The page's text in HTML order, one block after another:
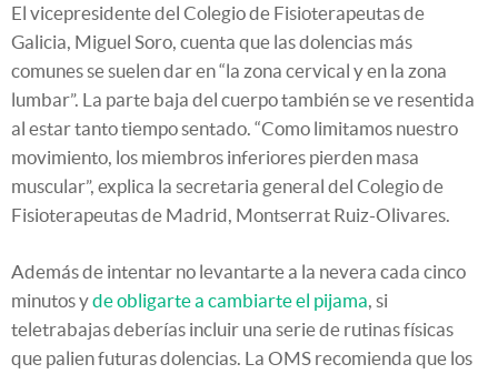
El vicepresidente del Colegio de Fisioterapeutas de
Galicia, Miguel Soro, cuenta que las dolencias más
comunes se suelen dar en “la zona cervical y en la zona
lumbar”. La parte baja del cuerpo también se ve resentida
al estar tanto tiempo sentado. “Como limitamos nuestro
movimiento, los miembros inferiores pierden masa
muscular”, explica la secretaria general del Colegio de
Fisioterapeutas de Madrid, Montserrat Ruiz-Olivares.
Además de intentar no levantarte a la nevera cada cinco
minutos yde obligarte a cambiarte el pijama, si
teletrabajas deberías incluir una serie de rutinas físicas
que palien futuras dolencias. La OMS recomienda que los